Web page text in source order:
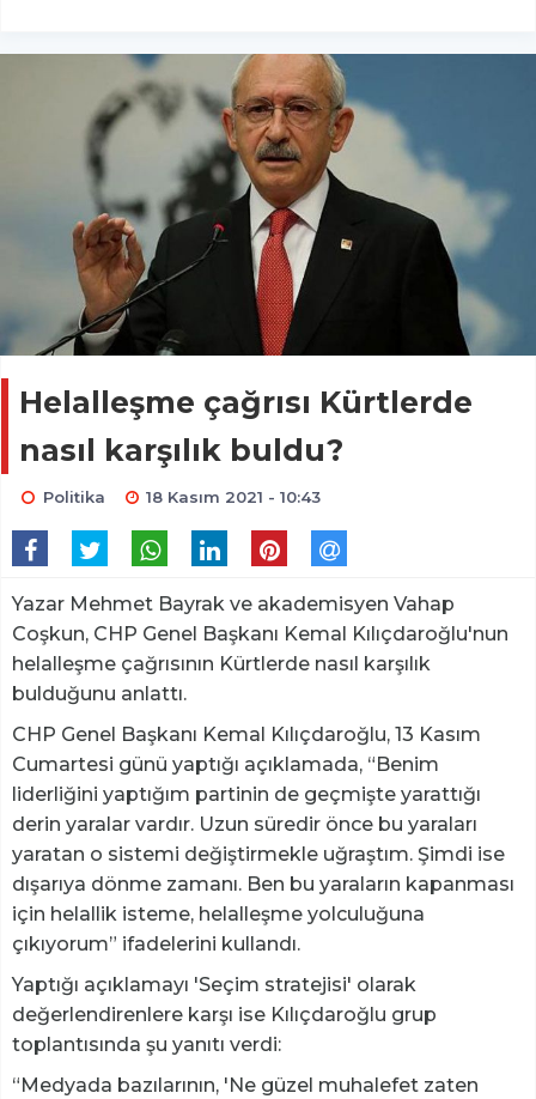
Helalleşme çağrısı Kürtlerde
nasıl karşılık buldu?
Politika 18 Kasım 2021 - 10:43
Yazar Mehmet Bayrak ve akademisyen Vahap
Coşkun, CHP Genel Başkanı Kemal Kılıçdaroğlu'nun
helalleşme çağrısının Kürtlerde nasıl karşılık
bulduğunu anlattı.
CHP Genel Başkanı Kemal Kılıçdaroğlu, 13 Kasım
Cumartesi günü yaptığı açıklamada, “Benim
liderliğini yaptığım partinin de geçmişte yarattığı
derin yaralar vardır. Uzun süredir önce bu yaraları
yaratan o sistemi değiştirmekle uğraştım. Şimdi ise
dışarıya dönme zamanı. Ben bu yaraların kapanması
için helallik isteme, helalleşme yolculuğuna
çıkıyorum” ifadelerini kullandı.
Yaptığı açıklamayı 'Seçim stratejisi' olarak
değerlendirenlere karşı ise Kılıçdaroğlu grup
toplantısında şu yanıtı verdi:
“Medyada bazılarının, 'Ne güzel muhalefet zaten